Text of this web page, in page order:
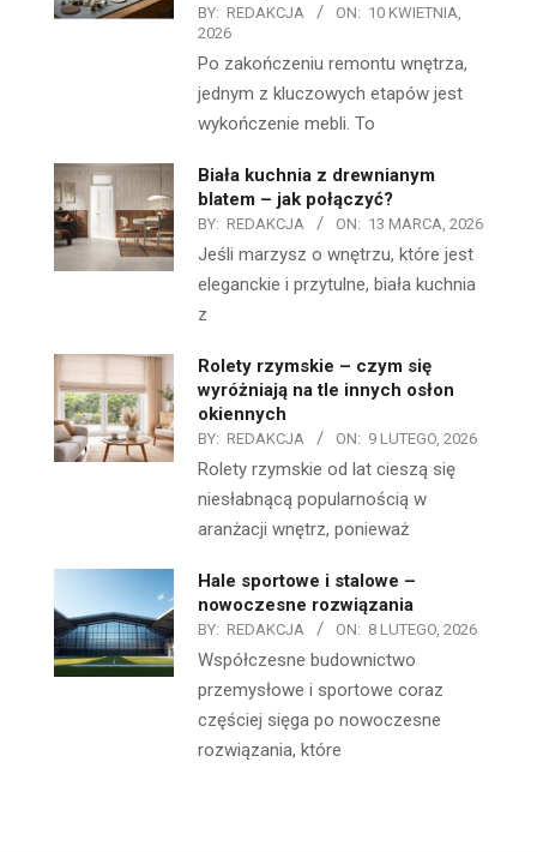
BY: REDAKCJA ON: 10 KWIETNIA,
2026
Po zakończeniu remontu wnętrza,
jednym z kluczowych etapów jest
wykończenie mebli. To
Biała kuchnia z drewnianym
blatem – jak połączyć?
BY: REDAKCJA ON: 13 MARCA, 2026
Jeśli marzysz o wnętrzu, które jest
eleganckie i przytulne, biała kuchnia
z
Rolety rzymskie – czym się
wyróżniają na tle innych osłon
okiennych
BY: REDAKCJA ON: 9 LUTEGO, 2026
Rolety rzymskie od lat cieszą się
niesłabnącą popularnością w
aranżacji wnętrz, ponieważ
Hale sportowe i stalowe –
nowoczesne rozwiązania
BY: REDAKCJA ON: 8 LUTEGO, 2026
Współczesne budownictwo
przemysłowe i sportowe coraz
częściej sięga po nowoczesne
rozwiązania, które